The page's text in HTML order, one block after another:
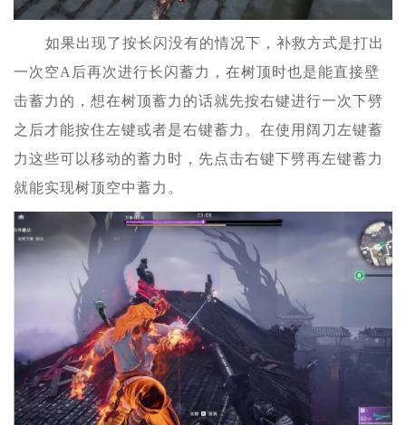
如果出现了按长闪没有的情况下，补救方式是打出
一次空A后再次进行长闪蓄力，在树顶时也是能直接壁
击蓄力的，想在树顶蓄力的话就先按右键进行一次下劈
之后才能按住左键或者是右键蓄力。在使用阔刀左键蓄
力这些可以移动的蓄力时，先点击右键下劈再左键蓄力
就能实现树顶空中蓄力。